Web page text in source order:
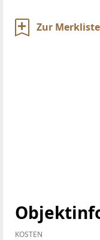
Zur
KOSTEN